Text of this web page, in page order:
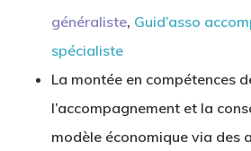
généraliste, Guid’asso
spécialiste
La montée en compétences
l’accompagnement et la
modèle économique via des